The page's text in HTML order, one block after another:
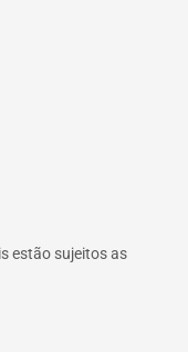
estão sujeitos as